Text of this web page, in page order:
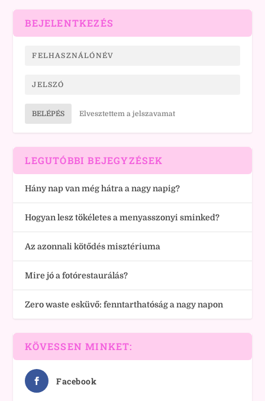
BEJELENTKEZÉS
BELÉPÉS Elvesztettem a jelszavamat
LEGUTÓBBI BEJEGYZÉSEK
Hány nap van még hátra a nagy napig?
Hogyan lesz tökéletes a menyasszonyi sminked?
Az azonnali kötődés misztériuma
Mire jó a fotórestaurálás?
Zero waste esküvő: fenntarthatóság a nagy napon
KÖVESSEN MINKET:
Facebook